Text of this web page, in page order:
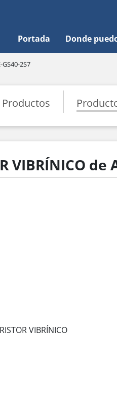
Portada Donde
GS40-2S7
Productos
VIBRÍNICO